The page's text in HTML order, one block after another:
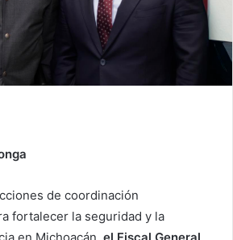
de coordinación
fortalecer la seguridad y la
en Michoacán, el Fiscal General